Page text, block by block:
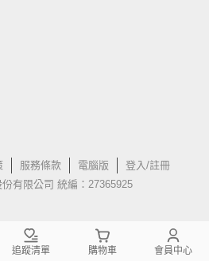
服務條款 電腦版
登入/註冊
有限公司 統編：27365925
追蹤清單 購物車 會員中心